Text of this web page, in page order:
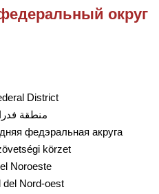
округ
District
منطقة
федэральная акруга
körzet
Noroeste
del Nord-oest